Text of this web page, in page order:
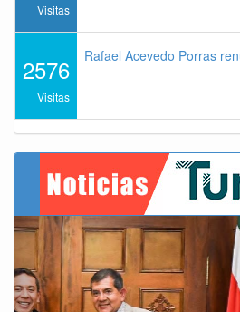
Visitas
2576
Visitas
Rafael Acevedo Porras
Previous